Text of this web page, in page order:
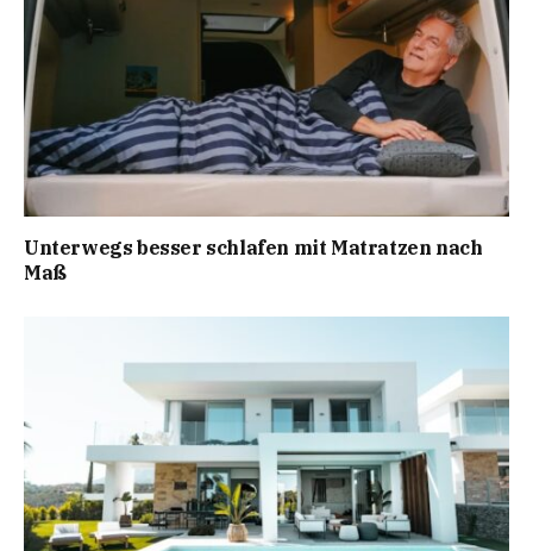
Unterwegs besser schlafen mit Matratzen nach
Maß